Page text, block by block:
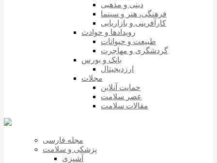
دینی و مذهبی
فرهنگی، هنر و سینما
کارآفرینی و بازاریابی
رویدادها و حوادث
طبیعت و حیوانات
گردشگری و مهاجرت
بانک و بورس
ارزدیجیتال
مجلات
حمایت آنلاین
عصر سلامت
مقالات سلامت
مجله فارسی
پزشکی و سلامت
آشپزی